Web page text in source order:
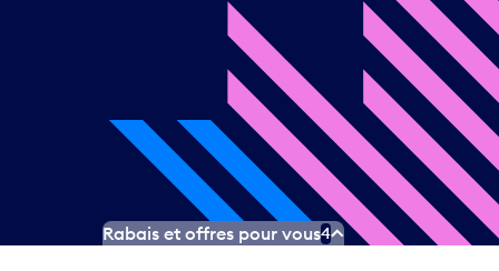
Rabais et offres pour vous4